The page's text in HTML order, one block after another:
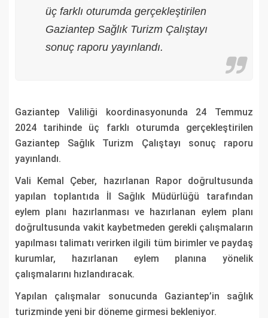
üç farklı oturumda gerçekleştirilen
Gaziantep Sağlık Turizm Çalıştayı
sonuç raporu yayınlandı.
Gaziantep Valiliği koordinasyonunda 24 Temmuz
2024 tarihinde üç farklı oturumda gerçekleştirilen
Gaziantep Sağlık Turizm Çalıştayı sonuç raporu
yayınlandı.
Vali Kemal Çeber, hazırlanan Rapor doğrultusunda
yapılan toplantıda İl Sağlık Müdürlüğü tarafından
eylem planı hazırlanması ve hazırlanan eylem planı
doğrultusunda vakit kaybetmeden gerekli çalışmaların
yapılması talimatı verirken ilgili tüm birimler ve paydaş
kurumlar, hazırlanan eylem planına yönelik
çalışmalarını hızlandıracak.
Yapılan çalışmalar sonucunda Gaziantep’in sağlık
turizminde yeni bir döneme girmesi bekleniyor.